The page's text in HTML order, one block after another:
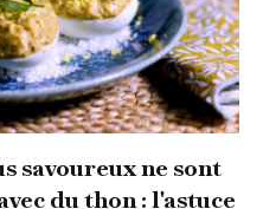
savoureux ne sont
du thon : l'astuce